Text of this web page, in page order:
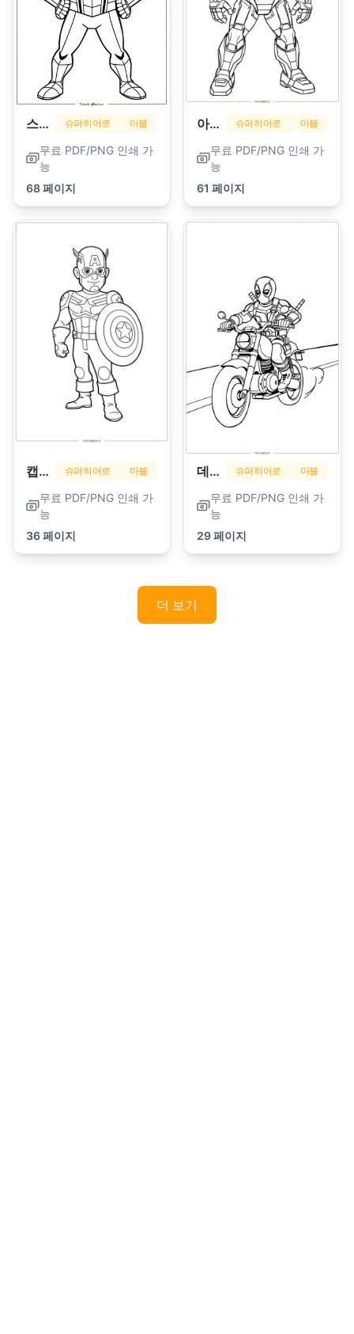
스파이더맨 슈퍼히어로 마블
무료 PDF/PNG 인쇄 가
능
68 페이지
아이언맨 슈퍼히어로 마블
무료 PDF/PNG 인쇄 가
능
61 페이지
캡틴 아메리카 슈퍼히어로 마블
무료 PDF/PNG 인쇄 가
능
36 페이지
데드풀 슈퍼히어로 마블
무료 PDF/PNG 인쇄 가
능
29 페이지
더 보기